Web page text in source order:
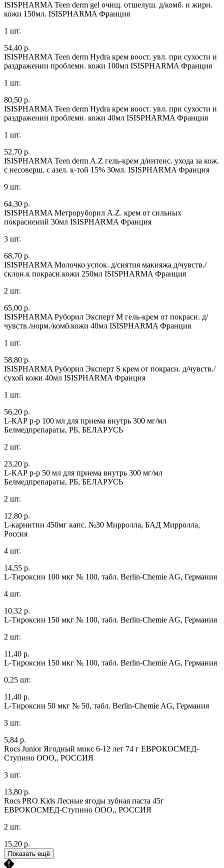
ISISPHARMA Teen derm gel очищ. отшелуш. д/комб. и жирн.
кожи 150мл. ISISPHARMA Франция
1 шт.
54,40 р.
ISISPHARMA Teen derm Hydra крем воост. увл. при сухости и
раздражении проблемн. кожи 100мл ISISPHARMA Франция
1 шт.
80,50 р.
ISISPHARMA Teen derm Hydra крем воост. увл. при сухости и
раздражении проблемн. кожи 40мл ISISPHARMA Франция
1 шт.
52,70 р.
ISISPHARMA Teen derm А.Z гель-крем д/интенс. ухода за кож.
с несоверш. с азел. к-той 15% 30мл. ISISPHARMA Франция
9 шт.
64,30 р.
ISISPHARMA Метроруборил A.Z. крем от сильных
покраснений 30мл ISISPHARMA Франция
3 шт.
68,70 р.
ISISPHARMA Молочко успок. д/снятия макияжа д/чувств./
склон.к покрасн.кожи 250мл ISISPHARMA Франция
2 шт.
65,00 р.
ISISPHARMA Руборил Эксперт M гель-крем от покрасн. д/
чувств./норм./комб.кожи 40мл ISISPHARMA Франция
1 шт.
58,80 р.
ISISPHARMA Руборил Эксперт S крем от покрасн. д/чувств./
сухой кожи 40мл ISISPHARMA Франция
1 шт.
56,20 р.
L-КАР р-р 100 мл для приема внутрь 300 мг/мл
Белмедпрепараты, РБ, БЕЛАРУСЬ
2 шт.
23,20 р.
L-КАР р-р 50 мл для приема внутрь 300 мг/мл
Белмедпрепараты, РБ, БЕЛАРУСЬ
2 шт.
12,80 р.
L-карнитин 450мг капс. №30 Мирролла, БАД Мирролла,
Россия
4 шт.
14,55 р.
L-Тироксин 100 мкг № 100, табл. Berlin-Chemie AG, Германия
4 шт.
10,32 р.
L-Тироксин 150 мкг № 100, табл. Berlin-Chemie AG, Германия
2 шт.
11,40 р.
L-Тироксин 150 мкг № 100, табл. Berlin-Chemie AG, Германия
0,25 шт.
11,40 р.
L-Тироксин 50 мкг № 50, табл. Berlin-Chemie AG, Германия
3 шт.
5,84 р.
Rocs Junior Ягодный микс 6-12 лет 74 г ЕВРОКОСМЕД-
Ступино ООО,, РОССИЯ
3 шт.
13,80 р.
Rocs PRO Kids Лесные ягоды зубная паста 45г
ЕВРОКОСМЕД-Ступино ООО,, РОССИЯ
2 шт.
15,20 р.
Показать ещё